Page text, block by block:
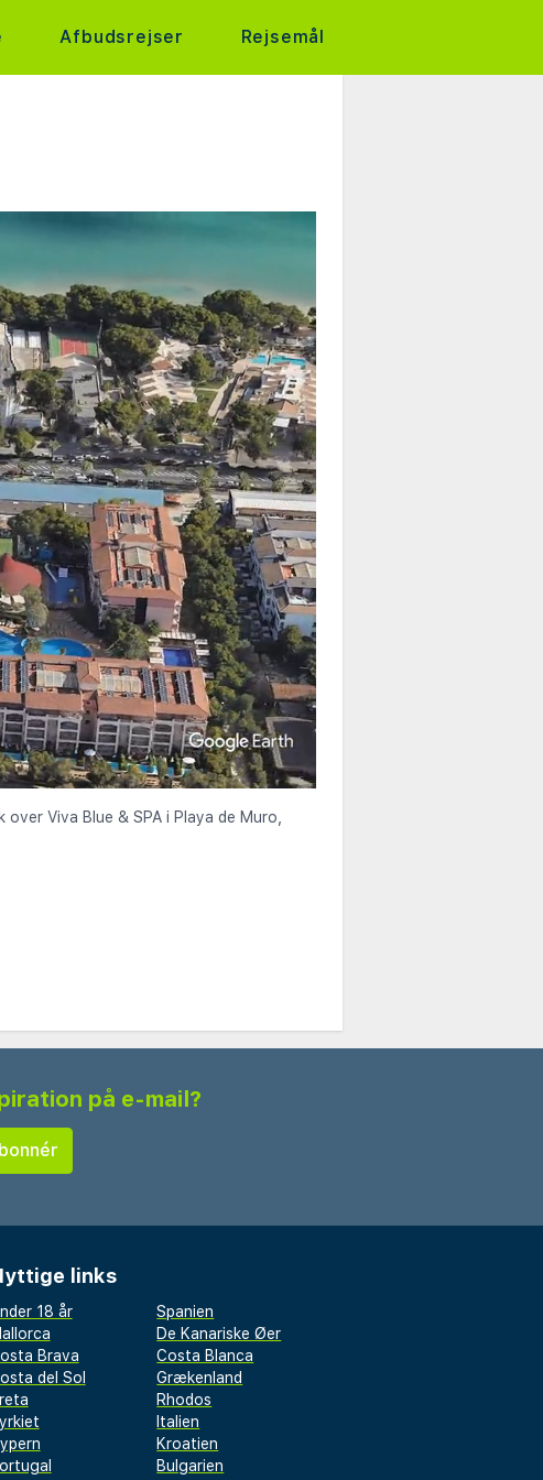
Afbudsrejser Rejsemål
Viva Blue & SPA i Playa de Muro,
på e-mail?
links
18 år
Spanien
De Kanariske Øer
Brava
Costa Blanca
del Sol
Grækenland
Rhodos
Italien
Kroatien
Bulgarien